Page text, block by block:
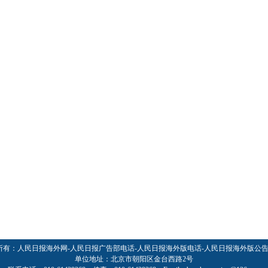
有：人民日报海外网-人民日报广告部电话-人民日报海外版电话-人民日报海外版公
单位地址：北京市朝阳区金台西路2号